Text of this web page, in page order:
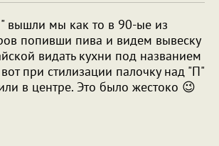
вышли мы как то в 90-ые из
попивши пива и видем вывеску
видать кухни под названием
при стилизации палочку над "П"
в центре. Это было жестоко 😉